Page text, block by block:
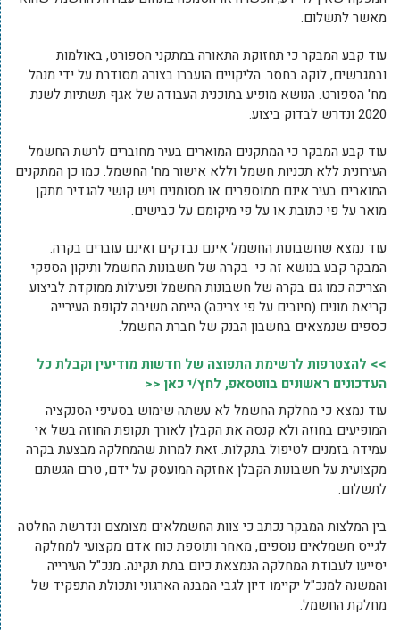
מאשר לתשלום.
עוד קבע המבקר כי תחזוקת התאורה במתקני הספורט, באולמות
ובמגרשים, לוקה בחסר. הליקויים הועברו בצורה מסודרת על ידי מנהל
מח' הספורט. הנושא מופיע בתוכנית העבודה של אגף תשתיות לשנת
2020 ונדרש לבדוק ביצוע.
עוד קבע המבקר כי המתקנים המוארים בעיר מחוברים לרשת החשמל
העירונית ללא תכניות חשמל וללא אישור מח' החשמל. כמו כן המתקנים
המוארים בעיר אינם ממוספרים או מסומנים ויש קושי להגדיר מתקן
מואר על פי כתובת או על פי מיקומם על כבישים.
עוד נמצא שחשבונות החשמל אינם נבדקים ואינם עוברים בקרה.
המבקר קבע בנושא זה כי בקרה של חשבונות החשמל ותיקון הספקי
הצריכה כמו גם בקרה של חשבונות החשמל ופעילות ממוקדת לביצוע
קריאת מונים (חיובים על פי צריכה) הייתה משיבה לקופת העירייה
כספים שנמצאים בחשבון הבנק של חברת החשמל.
>> להצטרפות לרשימת התפוצה של חדשות מודיעין וקבלת כל
העדכונים ראשונים בווטסאפ, לחץ/י כאן <<
עוד נמצא כי מחלקת החשמל לא עשתה שימוש בסעיפי הסנקציה
המופיעים בחוזה ולא קנסה את הקבלן לאורך תקופת החוזה בשל אי
עמידה בזמנים לטיפול בתקלות. זאת למרות שהמחלקה מבצעת בקרה
מקצועית על חשבונות הקבלן אחזקה המועסק על ידם, טרם הגשתם
לתשלום.
בין המלצות המבקר נכתב כי צוות החשמלאים מצומצם ונדרשת החלטה
לגייס חשמלאים נוספים, מאחר ותוספת כוח אדם מקצועי למחלקה
יסייעו לעבודת המחלקה הנמצאת כיום בתת תקינה. מנכ"ל העירייה
והמשנה למנכ"ל יקיימו דיון לגבי המבנה הארגוני ותכולת התפקיד של
מחלקת החשמל.